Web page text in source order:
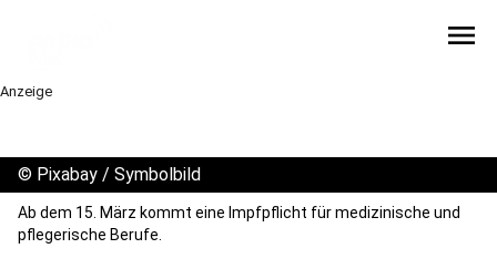
menu
Anzeige
© Pixabay / Symbolbild
Ab dem 15. März kommt eine Impfpflicht für medizinische und
pflegerische Berufe.